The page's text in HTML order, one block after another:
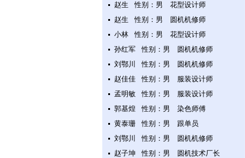
赵生
性别：男
花型设计师
赵生
性别：男
圆机机修师
小林
性别：男
花型设计师
孙红军
性别：男
圆机机修师
刘鄂川
性别：男
圆机机修师
赵佳佳
性别：男
服装设计师
孟明敏
性别：男
服装设计师
郭基煌
性别：男
染色师傅
黄泰珊
性别：男
跟单员
刘鄂川
性别：男
圆机机修师
赵子坤
性别：男 圆机技术厂长